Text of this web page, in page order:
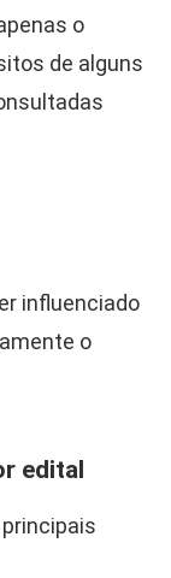
o
de alguns
influenciado
o
edital